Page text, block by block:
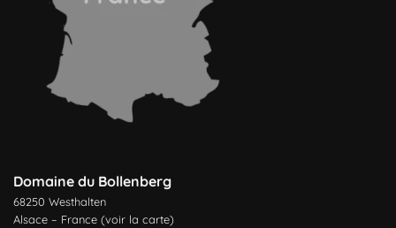
Domaine du Bollenberg
68250 Westhalten
Alsace – France (voir la carte)